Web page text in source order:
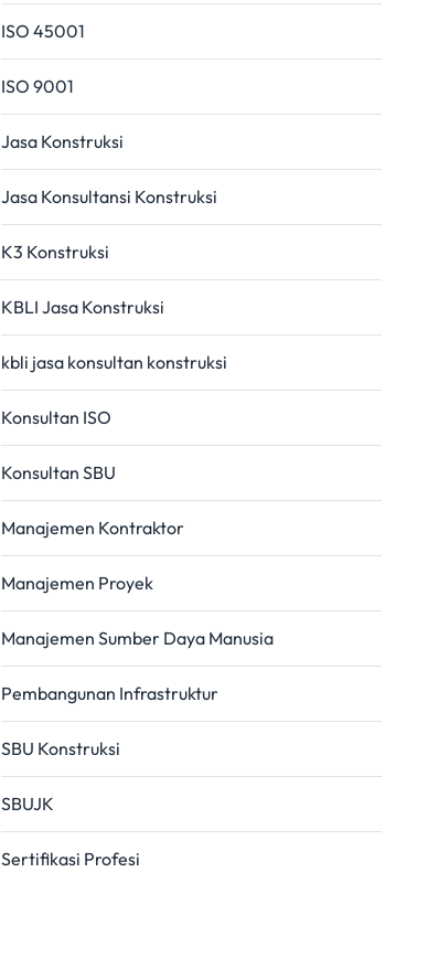
ISO 45001
ISO 9001
Jasa Konstruksi
Jasa Konsultansi Konstruksi
K3 Konstruksi
KBLI Jasa Konstruksi
kbli jasa konsultan konstruksi
Konsultan ISO
Konsultan SBU
Manajemen Kontraktor
Manajemen Proyek
Manajemen Sumber Daya Manusia
Pembangunan Infrastruktur
SBU Konstruksi
SBUJK
Sertifikasi Profesi